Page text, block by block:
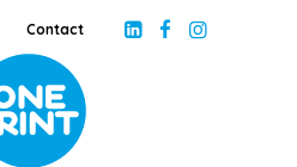
Contact